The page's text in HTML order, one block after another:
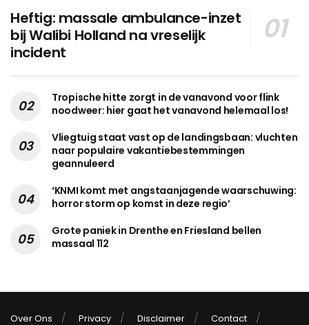
Heftig: massale ambulance-inzet
bij Walibi Holland na vreselijk
incident
Tropische hitte zorgt in de vanavond voor flink
noodweer: hier gaat het vanavond helemaal los!
Vliegtuig staat vast op de landingsbaan: vluchten
naar populaire vakantiebestemmingen
geannuleerd
‘KNMI komt met angstaanjagende waarschuwing:
horror storm op komst in deze regio’
Grote paniek in Drenthe en Friesland bellen
massaal 112
Over Ons Privacy Disclaimer Contact